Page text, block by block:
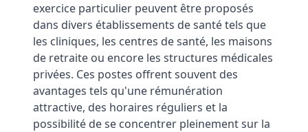
exercice particulier peuvent être proposés
dans divers établissements de santé tels que
les cliniques, les centres de santé, les maisons
de retraite ou encore les structures médicales
privées. Ces postes offrent souvent des
avantages tels qu'une rémunération
attractive, des horaires réguliers et la
possibilité de se concentrer pleinement sur la